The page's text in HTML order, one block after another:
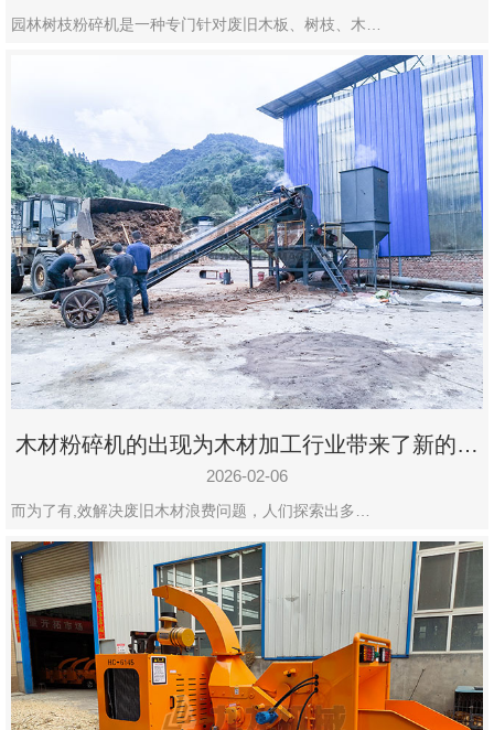
园林树枝粉碎机是一种专门针对废旧木板、树枝、木…
木材粉碎机的出现为木材加工行业带来了新的变
化
2026-02-06
而为了有,效解决废旧木材浪费问题，人们探索出多…